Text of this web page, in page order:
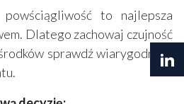
to najlepsza
Dlatego zachowaj czujność
sprawdź wiarygodność